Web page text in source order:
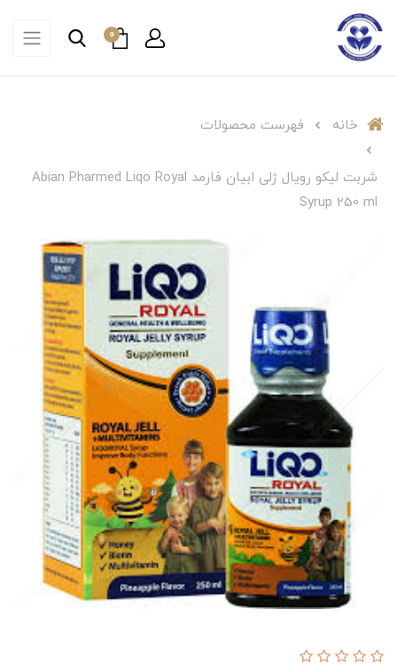
0
خانه فهرست محصولات
شربت لیکو رویال ژلی ابیان فارمد Abian Pharmed Liqo Royal
Syrup 250 ml